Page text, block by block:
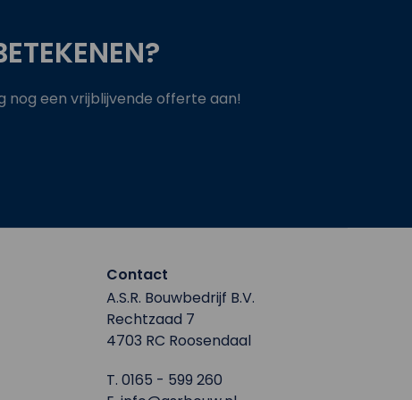
nog een vrijblijvende offerte aan!
Contact
A.S.R. Bouwbedrijf B.V.
Rechtzaad 7
4703 RC Roosendaal
T. 0165 - 599 260